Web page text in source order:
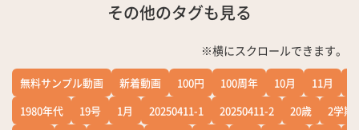
その他のタグも見る
※横にスクロールできます。
無料サンプル動画 新着動画 100円 100周年 10月 11月
1980年代
19号 1月 20250411-1 20250411-2 20歳
2学期